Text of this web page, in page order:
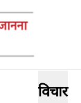
विचार